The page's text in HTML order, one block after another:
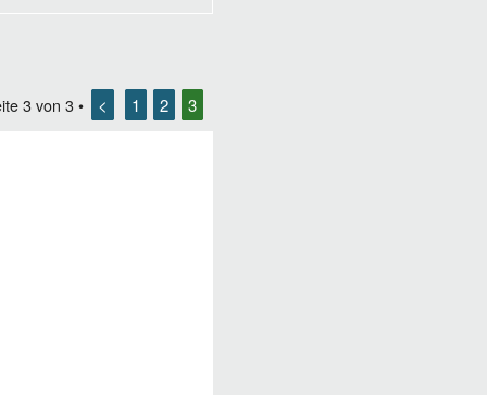
3 von 3 • < 1 2 3